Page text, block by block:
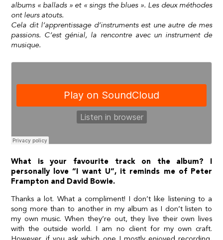
albums « ballads » et « sings the blues ». Les deux méthodes
ont leurs atouts.
Cela dit l’apprentissage d’instruments est une autre de mes
passions. C’est génial, la rencontre avec un instrument de
musique.
What is your favourite track on the album? I
personally love “I want U”, it reminds me of Peter
Frampton and David Bowie.
Thanks a lot. What a compliment! I don’t like listening to a
song more than to another in my album as I don’t listen to
my own music. When they’re out, they live their own lives
with the outside world. I am no client for my own craft.